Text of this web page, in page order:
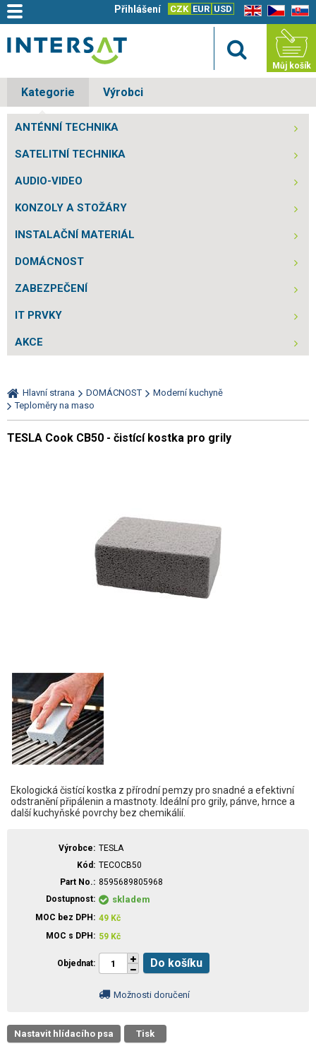
EN CZ SK
CZK EUR USD
Přihlášení
Můj košík
Kategorie Výrobci
ANTÉNNÍ TECHNIKA
SATELITNÍ TECHNIKA
AUDIO-VIDEO
KONZOLY A STOŽÁRY
INSTALAČNÍ MATERIÁL
DOMÁCNOST
ZABEZPEČENÍ
IT PRVKY
AKCE
Hlavní strana DOMÁCNOST
Moderní kuchyně
Teploměry na maso
TESLA Cook CB50 - čistící kostka pro grily
Ekologická čistící kostka z přírodní pemzy pro snadné a efektivní
odstranění připálenin a mastnoty. Ideální pro grily, pánve, hrnce a
další kuchyňské povrchy bez chemikálií.
Výrobce
TESLA
Kód
TECOCB50
Part No.
8595689805968
Dostupnost
skladem
MOC bez DPH 49 Kč
MOC s DPH
59 Kč
Objednat Do košíku
Možnosti doručení
Nastavit hlídacího psa Tisk